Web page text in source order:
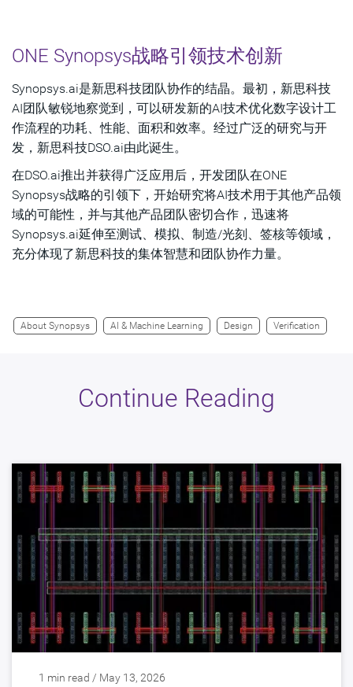
ONE Synopsys战略引领技术创新
Synopsys.ai是新思科技团队协作的结晶。最初，新思科技
AI团队敏锐地察觉到，可以研发新的AI技术优化数字设计工
作流程的功耗、性能、面积和效率。经过广泛的研究与开
发，新思科技DSO.ai由此诞生。
在DSO.ai推出并获得广泛应用后，开发团队在ONE
Synopsys战略的引领下，开始研究将AI技术用于其他产品领
域的可能性，并与其他产品团队密切合作，迅速将
Synopsys.ai延伸至测试、模拟、制造/光刻、签核等领域，
充分体现了新思科技的集体智慧和团队协作力量。
About Synopsys AI & Machine Learning Design Verification
Continue Reading
1 min read / May 13, 2026